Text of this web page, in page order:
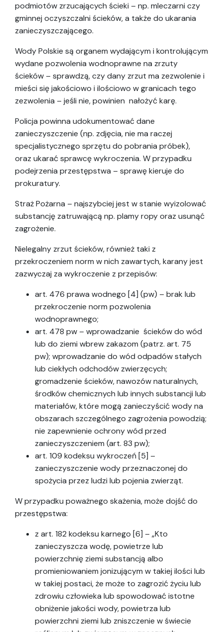
podmiotów zrzucających ścieki – np. mleczarni czy
gminnej oczyszczalni ścieków, a także do ukarania
zanieczyszczającego.
Wody Polskie są organem wydającym i kontrolującym
wydane pozwolenia wodnoprawne na zrzuty
ścieków – sprawdzą, czy dany zrzut ma zezwolenie i
mieści się jakościowo i ilościowo w granicach tego
zezwolenia – jeśli nie, powinien nałożyć karę.
Policja powinna udokumentować dane
zanieczyszczenie (np. zdjęcia, nie ma raczej
specjalistycznego sprzętu do pobrania próbek),
oraz ukarać sprawcę wykroczenia. W przypadku
podejrzenia przestępstwa – sprawę kieruje do
prokuratury.
Straż Pożarna – najszybciej jest w stanie wyizolować
substancję zatruwającą np. plamy ropy oraz usunąć
zagrożenie.
Nielegalny zrzut ścieków, również taki z
przekroczeniem norm w nich zawartych, karany jest
zazwyczaj za wykroczenie z przepisów:
art. 476 prawa wodnego [4] (pw) – brak lub
przekroczenie norm pozwolenia
wodnoprawnego;
art. 478 pw – wprowadzanie ścieków do wód
lub do ziemi wbrew zakazom (patrz. art. 75
pw); wprowadzanie do wód odpadów stałych
lub ciekłych odchodów zwierzęcych;
gromadzenie ścieków, nawozów naturalnych,
środków chemicznych lub innych substancji lub
materiałów, które mogą zanieczyścić wody na
obszarach szczególnego zagrożenia powodzią;
nie zapewnienie ochrony wód przed
zanieczyszczeniem (art. 83 pw);
art. 109 kodeksu wykroczeń [5] –
zanieczyszczenie wody przeznaczonej do
spożycia przez ludzi lub pojenia zwierząt.
W przypadku poważnego skażenia, może dojść do
przestępstwa:
z art. 182 kodeksu karnego [6] – „Kto
zanieczyszcza wodę, powietrze lub
powierzchnię ziemi substancją albo
promieniowaniem jonizującym w takiej ilości lub
w takiej postaci, że może to zagrozić życiu lub
zdrowiu człowieka lub spowodować istotne
obniżenie jakości wody, powietrza lub
powierzchni ziemi lub zniszczenie w świecie